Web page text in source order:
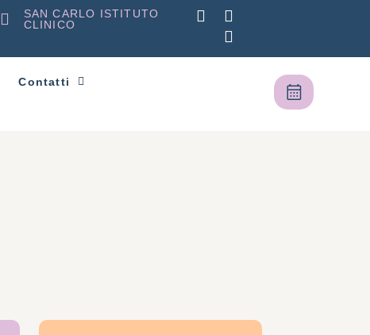
SAN CARLO ISTITUTO
CLINICO
Contatti